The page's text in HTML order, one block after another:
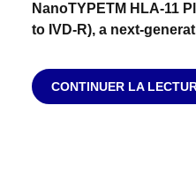
NanoTYPETM HLA-11
to IVD-R), a next-
3′UTR — across all 11
CONTINUER LA